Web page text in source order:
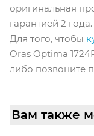
оригинальная
гарантией 2 года.
Для того, чтобы
Oras Optima
либо позвоните
Вам также